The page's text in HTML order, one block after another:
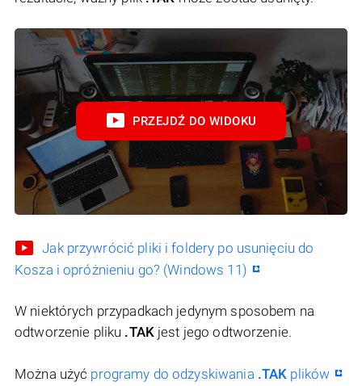
PRZEJDŹ DO WIDOKU
Jak przywrócić pliki i foldery po usunięciu do
Kosza i opróżnieniu go? (Windows 11)
W niektórych przypadkach jedynym sposobem na
odtworzenie pliku .TAKjest jego odtworzenie.
Można użyć programy do odzyskiwania .TAK plików